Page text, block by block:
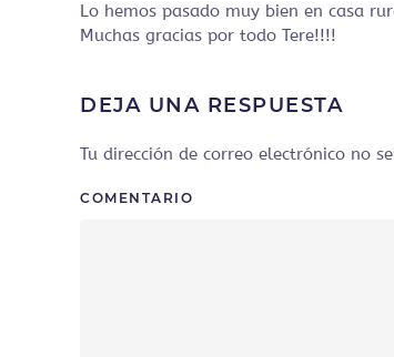
Lo hemos pasado muy bien en casa
Muchas gracias por todo Tere!!!!
DEJA UNA RESPUESTA
Tu dirección de correo electrónico no
COMENTARIO